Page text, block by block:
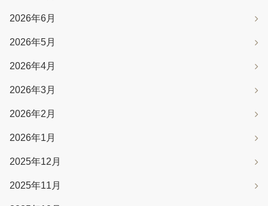
2026年6月
2026年5月
2026年4月
2026年3月
2026年2月
2026年1月
2025年12月
2025年11月